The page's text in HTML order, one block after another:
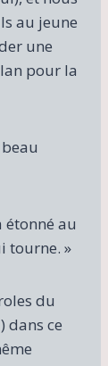
au jeune
une
pour la
étonné au
tourne. »
du
dans ce